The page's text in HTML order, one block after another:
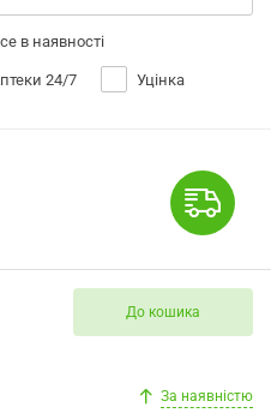
в наявності
24/7 Уцінка
До кошика
За наявністю